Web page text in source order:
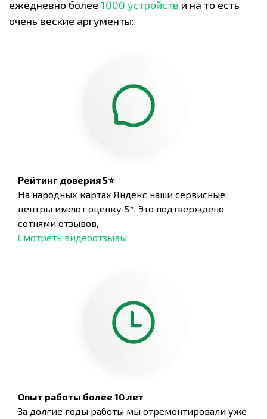
ежедневно более 1000 устройств и на то есть
очень веские аргументы:
Рейтинг доверия 5⭐
На народных картах Яндекс наши сервисные
центры имеют оценку 5*. Это подтверждено
сотнями отзывов,
Смотреть видеоотзывы
Опыт работы более 10 лет
За долгие годы работы мы отремонтировали уже